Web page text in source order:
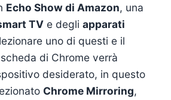
Echo Show di Amazon, una
TV e degli apparati
uno di questi e il
di Chrome verrà
desiderato, in questo
Chrome Mirroring,